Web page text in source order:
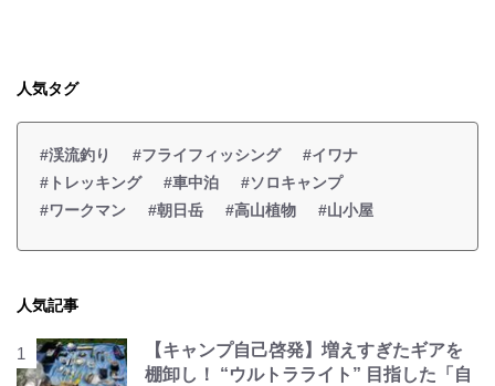
人気タグ
#渓流釣り #フライフィッシング
#イワナ
#トレッキング
#車中泊
#ソロキャンプ
#ワークマン
#朝日岳 #高山植物 #山小屋
人気記事
【キャンプ自己啓発】増えすぎたギアを
棚卸し！ “ウルトラライト” 目指した「自